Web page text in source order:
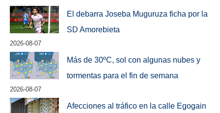
El debarra Joseba Muguruza ficha por la
SD Amorebieta
2026-08-07
Más de 30ºC, sol con algunas nubes y
tormentas para el fin de semana
2026-08-07
Afecciones al tráfico en la calle Egogain